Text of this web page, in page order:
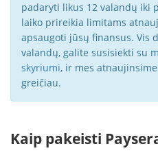
padaryti likus 12 valandų iki
laiko prireikia limitams
apsaugoti jūsų finansus. Vis
valandų, galite susisiekti su
skyriumi, ir mes
greičiau.
Kaip pakeisti